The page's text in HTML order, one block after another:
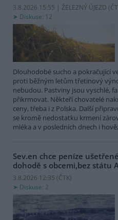
3.8.2026 15:55 | ŽELEZNÝ ÚJEZD (
Diskuse: 12
Dlouhodobé sucho a pokračující
proti běžným letům třetinový
nebudou. Pastviny jsou vyschlé,
přikrmovat. Někteří chovatelé
ceny, třeba i z Polska. Další
se kromě nedostatku krmení
mléka a v posledních dnech i
Sev.en chce peníze
dohodě s obcemi,bez státu
3.8.2026 12:35 (ČTK)
Diskuse: 2